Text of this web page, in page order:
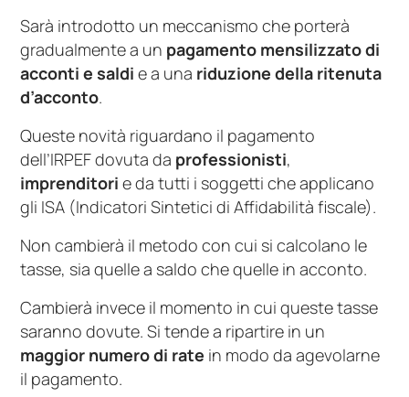
Sarà introdotto un meccanismo che porterà
gradualmente a un pagamento mensilizzato di
acconti e saldi e a una riduzione della ritenuta
d’acconto.
Queste novità riguardano il pagamento
dell’IRPEF dovuta da professionisti,
imprenditori e da tutti i soggetti che applicano
gli ISA (Indicatori Sintetici di Affidabilità fiscale).
Non cambierà il metodo con cui si calcolano le
tasse, sia quelle a saldo che quelle in acconto.
Cambierà invece il momento in cui queste tasse
saranno dovute. Si tende a ripartire in un
maggior numero di rate in modo da agevolarne
il pagamento.